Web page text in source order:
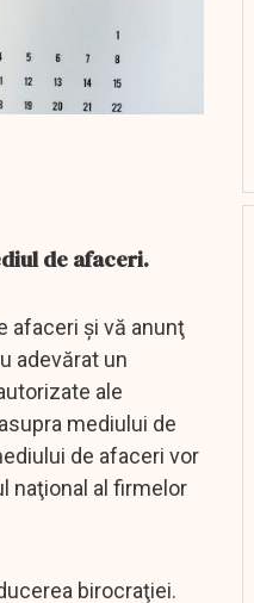
de afaceri.
afaceri şi vă anunţ
adevărat un
ale
mediului de
de afaceri vor
naţional al firmelor
birocraţiei.